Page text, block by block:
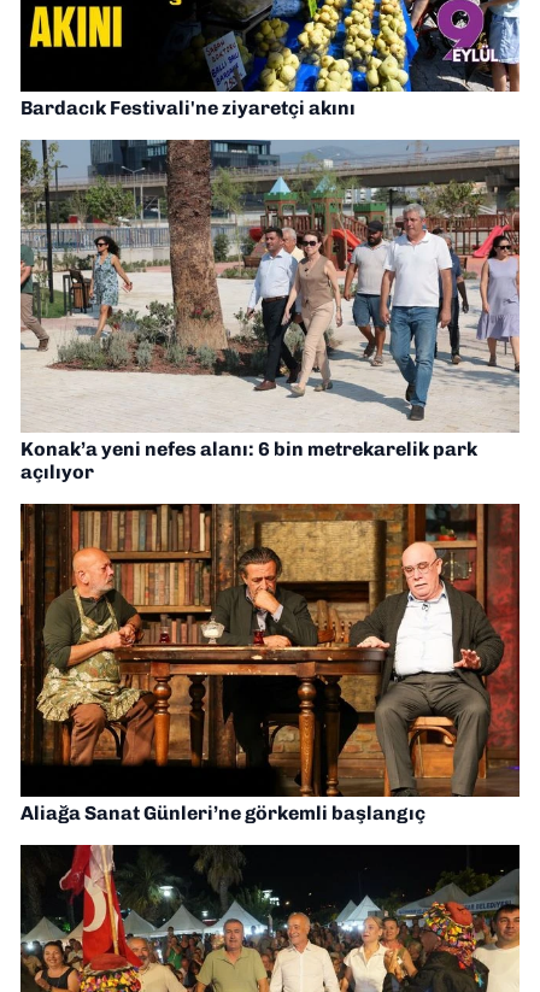
Bardacık Festivali'ne ziyaretçi akını
Konak’a yeni nefes alanı: 6 bin metrekarelik park
açılıyor
Aliağa Sanat Günleri’ne görkemli başlangıç